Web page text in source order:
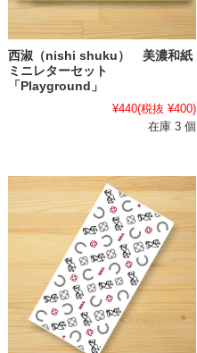
西淑（nishi shuku） 美濃和紙
ミニレターセット
「Playground」
¥440(税抜 ¥400)
在庫 3 個